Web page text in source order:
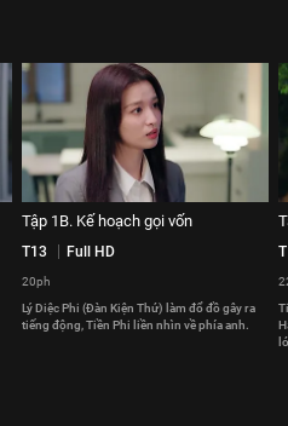
Tập 1B. Kế hoạch gọi vốn
T13 Full HD
20ph
Lý Diệc Phi (Đàn Kiện Thứ) làm đổ đồ gây ra
tiếng động, Tiền Phi liền nhìn về phía anh.